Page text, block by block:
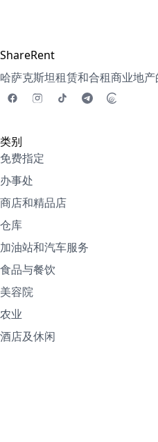
ShareRent
哈萨克斯坦租赁和合租商业地产
类别
免费指定
办事处
商店和精品店
仓库
加油站和汽车服务
食品与餐饮
美容院
农业
酒店及休闲